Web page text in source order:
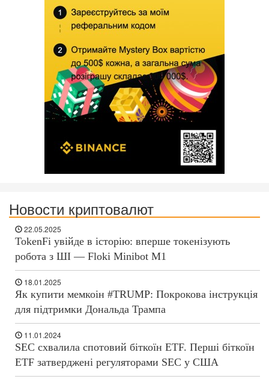
Новости криптовалют
22.05.2025
TokenFi увійде в історію: вперше токенізують
робота з ШІ — Floki Minibot M1
18.01.2025
Як купити мемкоін #TRUMP: Покрокова інструкція
для підтримки Дональда Трампа
11.01.2024
SEC схвалила спотовий біткоїн ETF. Перші біткоїн
ETF затверджені регуляторами SEC у США